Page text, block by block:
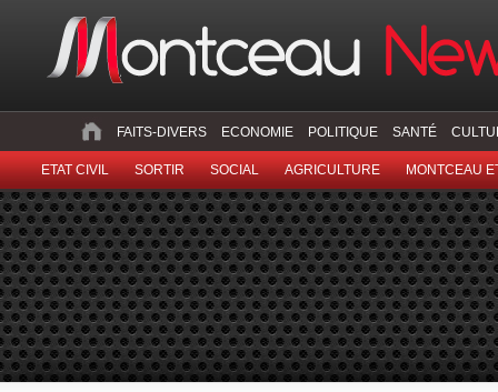
FAITS-DIVERS ECONOMIE POLITIQUE SANTÉ
ETAT CIVIL SORTIR SOCIAL AGRICULTURE MONTCEAU